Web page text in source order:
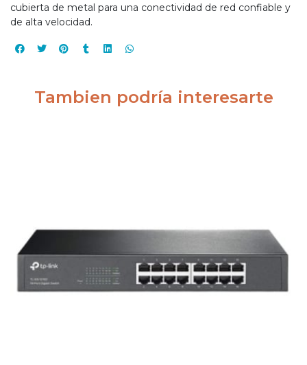
cubierta de metal para una conectividad de red confiable y
de alta velocidad.
Tambien podría interesarte